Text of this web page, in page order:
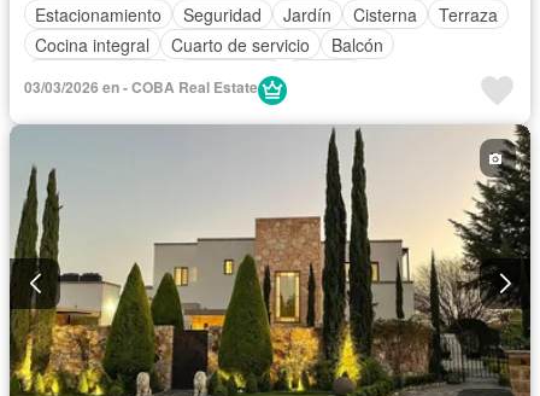
Estacionamiento
Seguridad Jardín Cisterna
Terraza
Cocina integral
Cuarto de servicio
Balcón
Electricidad
Zonas verdes
Recámara con closet
Despacho
Permite mascotas
Solo familias
Sin amueblar
03/03/2026 en - COBA Real Estate